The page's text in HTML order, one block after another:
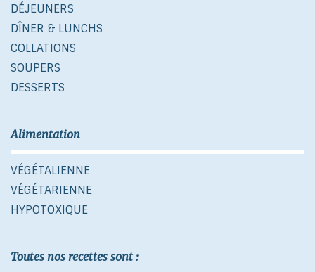
DÉJEUNERS
DÎNER & LUNCHS
COLLATIONS
SOUPERS
DESSERTS
Alimentation
VÉGÉTALIENNE
VÉGÉTARIENNE
HYPOTOXIQUE
Toutes nos recettes sont :